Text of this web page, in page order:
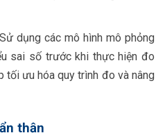
Sử dụng các mô hình mô phỏng
sai số trước khi thực hiện đo
tối ưu hóa quy trình đo và nâng
thận